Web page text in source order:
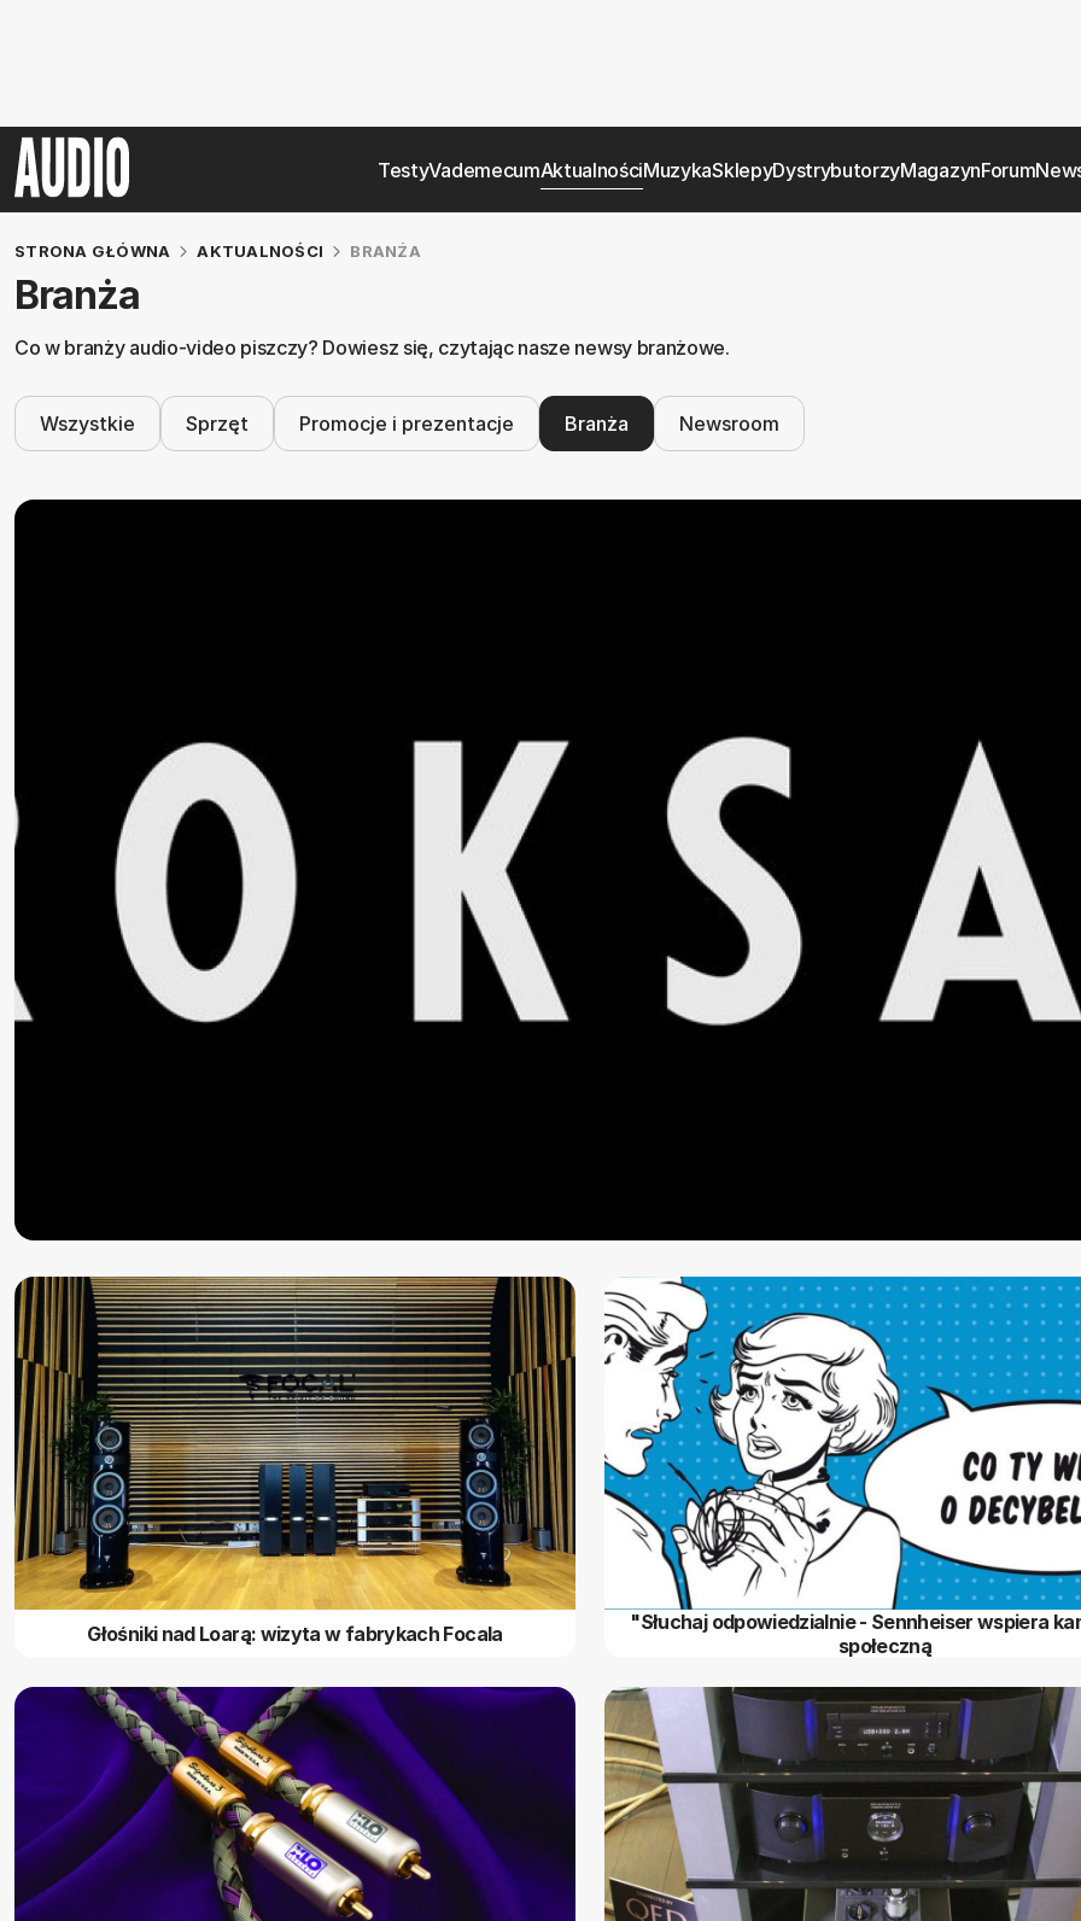
TestyVademecumAktualnościMuzykaSklepyDystrybutorzyMagazynForum
STRONA GŁÓWNA AKTUALNOŚCI BRANŻA
Branża
Co w branży audio-video piszczy? Dowiesz się, czytając nasze newsy branżowe.
Wszystkie Sprzęt Promocje i prezentacje Branża Newsroom
Audio Center nowym dystrybutorem urządzeń marki Roksan
Głośniki nad Loarą: wizyta w fabrykach Focala
"Słuchaj odpowiedzialnie - Sennheiser wspiera
społeczną